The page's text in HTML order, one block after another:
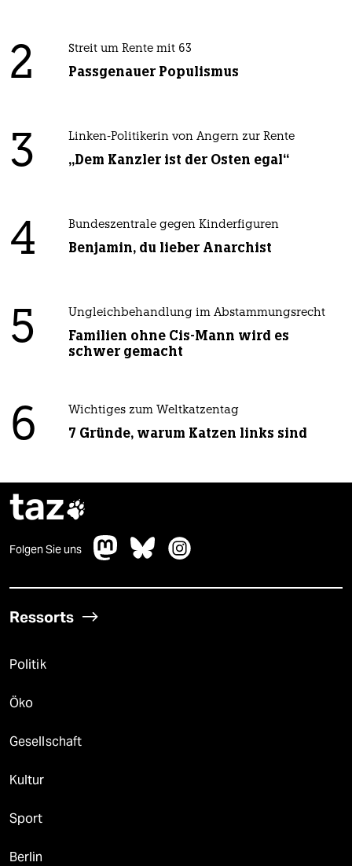
2 Streit um Rente mit 63
Passgenauer Populismus
3 Linken-Politikerin von Angern zur Rente
„Dem Kanzler ist der Osten egal“
4 Bundeszentrale gegen Kinderfiguren
Benjamin, du lieber Anarchist
5 Ungleichbehandlung im Abstammungsrecht
Familien ohne Cis-Mann wird es
schwer gemacht
6 Wichtiges zum Weltkatzentag
7 Gründe, warum Katzen links sind
taz
Folgen Sie uns
Ressorts
Politik
Öko
Gesellschaft
Kultur
Sport
Berlin